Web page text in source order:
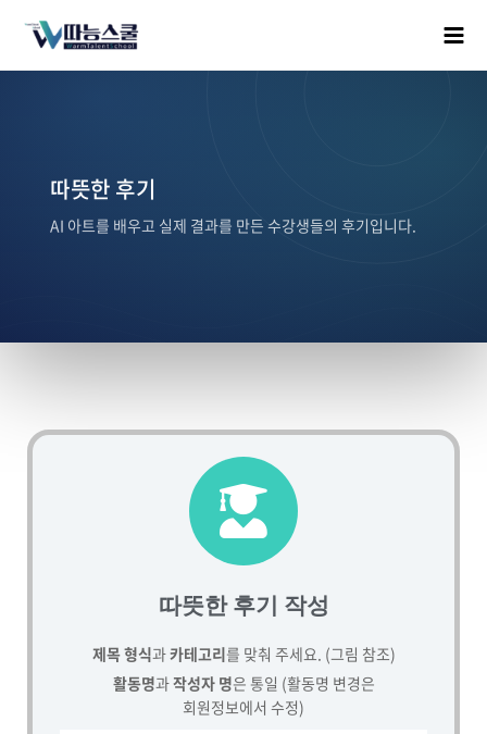
따뜻한 후기
AI 아트를 배우고 실제 결과를 만든 수강생들의 후기입니다.
따뜻한 후기 작성
제목 형식과카테고리를 맞춰 주세요. (그림 참조)
활동명과작성자 명은 통일 (활동명 변경은
회원정보에서 수정)